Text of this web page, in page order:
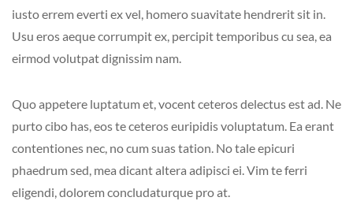
iusto errem everti ex vel, homero suavitate hendrerit sit in.
Usu eros aeque corrumpit ex, percipit temporibus cu sea, ea
eirmod volutpat dignissim nam.
Quo appetere luptatum et, vocent ceteros delectus est ad. Ne
purto cibo has, eos te ceteros euripidis voluptatum. Ea erant
contentiones nec, no cum suas tation. No tale epicuri
phaedrum sed, mea dicant altera adipisci ei. Vim te ferri
eligendi, dolorem concludaturque pro at.